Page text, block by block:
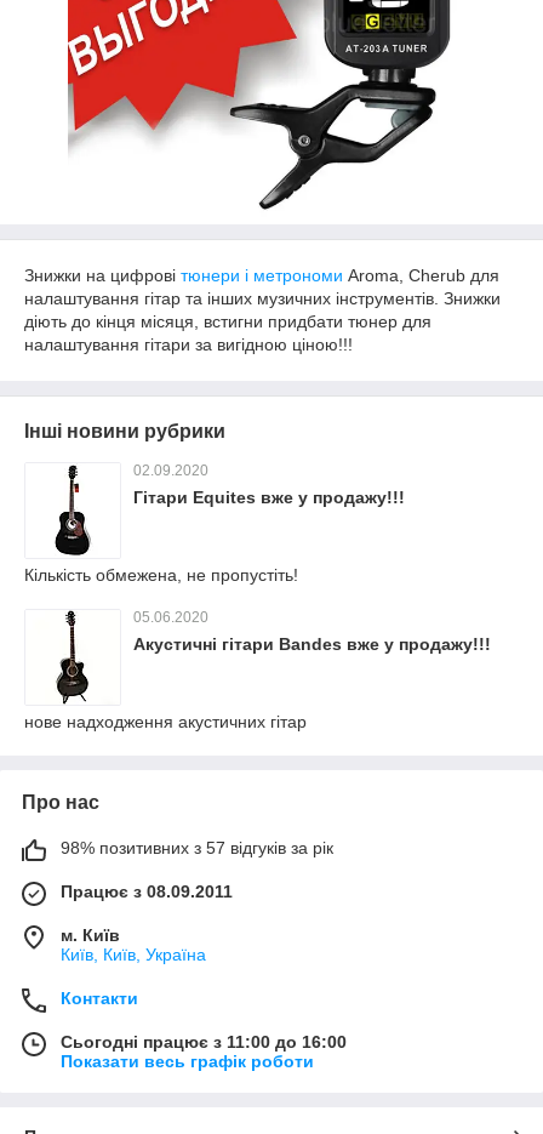
Знижки на цифрові тюнери і метрономи Aroma, Cherub для
налаштування гітар та інших музичних інструментів. Знижки
діють до кінця місяця, встигни придбати тюнер для
налаштування гітари за вигідною ціною!!!
Інші новини рубрики
02.09.2020
Гітари Equites вже у продажу!!!
Кількість обмежена, не пропустіть!
05.06.2020
Акустичні гітари Bandes вже у продажу!!!
нове надходження акустичних гітар
Про нас
98% позитивних з 57 відгуків за рік
Працює з 08.09.2011
м. Київ
Київ, Київ, Україна
Контакти
Сьогодні працює з 11:00 до 16:00
Показати весь графік роботи